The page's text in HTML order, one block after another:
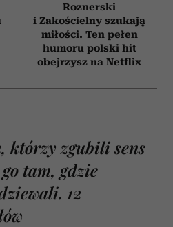
Roznerski
i Zakościelny szukają
miłości. Ten pełen
humoru polski hit
obejrzysz na Netflix
którzy zgubili sens
tam, gdzie
12